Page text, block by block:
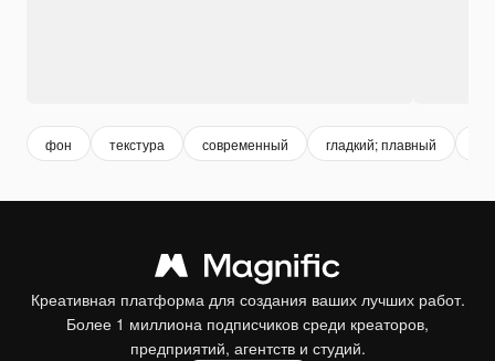
фон текстура современный гладкий; плавный
Креативная платформа для создания ваших лучших работ.
Более 1 миллиона подписчиков среди креаторов,
предприятий, агентств и студий.